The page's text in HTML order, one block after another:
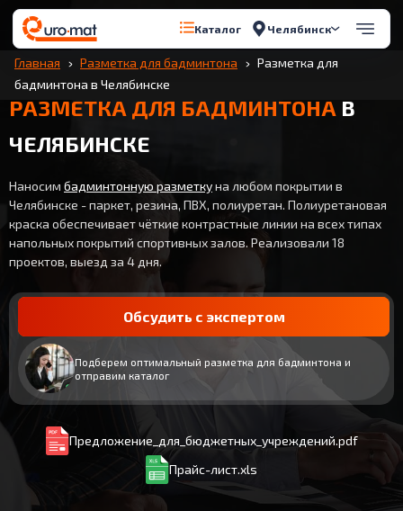
Каталог Челябинск
Главная Разметка для бадминтона
Разметка для
бадминтона в Челябинске
РАЗМЕТКА ДЛЯ БАДМИНТОНА В
ЧЕЛЯБИНСКЕ
Наносим бадминтонную разметкуна любом покрытии в
Челябинске - паркет, резина, ПВХ, полиуретан. Полиуретановая
краска обеспечивает чёткие контрастные линии на всех типах
напольных покрытий спортивных залов. Реализовали 18
проектов, выезд за 4 дня.
Обсудить с экспертом
Подберем оптимальный разметка для бадминтона и
отправим каталог
Предложение_для_бюджетных_учреждений.pdf
Прайс-лист.xls